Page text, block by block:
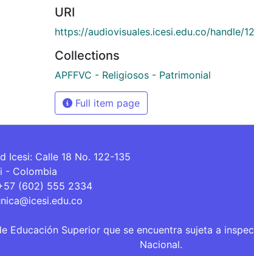
URI
https://audiovisuales.icesi.edu.co/handle/
Collections
APFFVC - Religiosos - Patrimonial
Full item page
Icesi: Calle 18 No. 122-135
- Colombia
(602) 555 2334
Educación Superior que se encuentra sujeta a
Nacional.